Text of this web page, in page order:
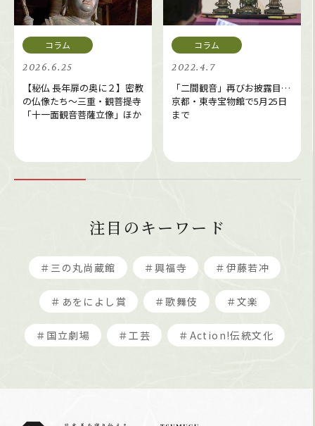
2026.6.25
【秘仏 長年扉の奥に２】密教
の仏像たち～三重・観菩提寺
「十一面観音菩薩立像」ほか
2022.4.7
「二間観音」再びお披露目…
京都・東寺宝物館で5月25日
まで
注目のキーワード
＃三の丸尚蔵館 ＃興福寺 ＃伊藤若冲
＃あをによし賞 ＃歌舞伎 ＃文楽
＃国立劇場 ＃工芸 ＃Action!伝統文化